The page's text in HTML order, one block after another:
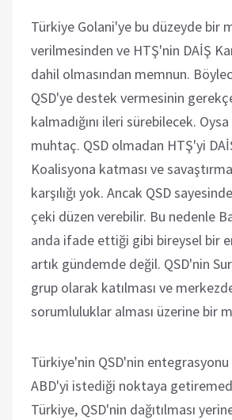
Türkiye Golani'ye bu düzeyde bir
verilmesinden ve HTŞ'nin DAİŞ
dahil olmasından memnun.
QSD'ye destek vermesinin
kalmadığını ileri sürebilecek.
muhtaç. QSD olmadan HTŞ'yi
Koalisyona katması ve
karşılığı yok. Ancak QSD
çeki düzen verebilir. Bu nedenle
anda ifade ettiği gibi bireysel bir
artık gündemde değil. QSD'nin
grup olarak katılması ve
sorumluluklar alması üzerine bir
Türkiye'nin QSD'nin
ABD'yi istediği noktaya
Türkiye, QSD'nin dağıtılması